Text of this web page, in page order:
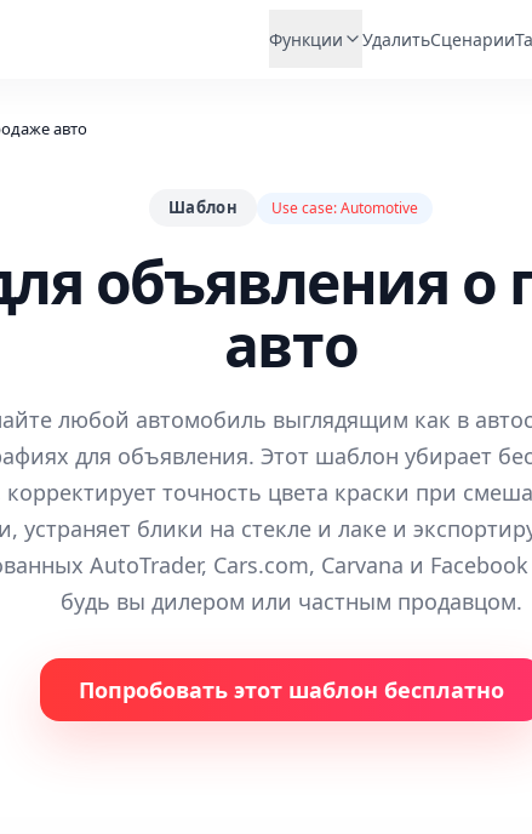
Функции УдалитьСценарии
авто
Шаблон Use case:Automotive
объявления о
авто
любой автомобиль выглядящим как в
для объявления. Этот шаблон убирает
корректирует точность цвета краски при
устраняет блики на стекле и лаке и
AutoTrader, Cars.com, Carvana и
будь вы дилером или частным продавцом.
Попробовать этот шаблон бесплатно